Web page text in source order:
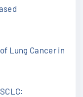
Lung Cancer in